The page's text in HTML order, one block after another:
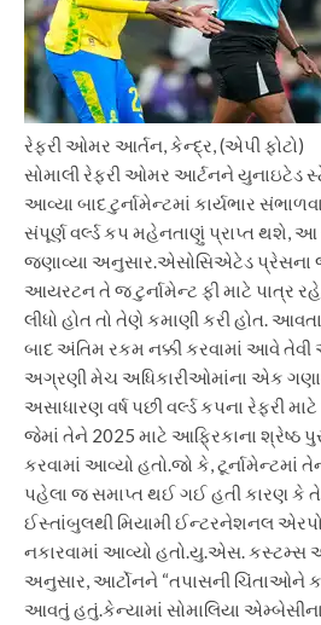
રેફરી ઓમર આર્તન, કેન્દ્ર, (એપી ફોટો)
સોમાલી રેફરી ઓમર આર્ટનને યુનાઇટેડ
આવ્યા બાદ ટુર્નામેન્ટમાં કાર્યભાર
સંપૂર્ણ વર્લ્ડ કપ મહેનતાણું પ્રાપ્ત થશે, આ
જણાવ્યા અનુસાર.એસોસિએટેડ પ્રેસના
આયરટન તે જ ટુર્નામેન્ટ ફી માટે પાત્ર
લીધો હોત તો તેણે કમાણી કરી હોત.
બાદ અંતિમ રકમ નક્કી કરવામાં આવે તેવી
અગ્રણી મેચ અધિકારીઓમાંના એક
અસાધારણ વર્ષ પછી વર્લ્ડ કપના રેફરી
જેમાં તેને 2025 માટે આફ્રિકાના શ્રેષ્ઠ
કરવામાં આવ્યો હતો.જો કે, ટૂર્નામેન્ટમાં
પહેલા જ સમાપ્ત થઈ ગઈ હતી કારણ કે
ઈસ્તાંબુલથી મિયામી ઈન્ટરનેશનલ
નકારવામાં આવ્યો હતો.યુ.એસ. કસ્ટમ્સ
અનુસાર, આર્ટોનને “તપાસની ચિંતાઓને
આવતું હતું.કેન્યામાં સોમાલિયા